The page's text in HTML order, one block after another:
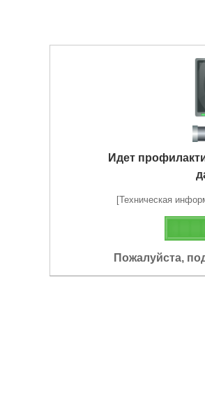
Идет
[Техническая
Пожалуйста,